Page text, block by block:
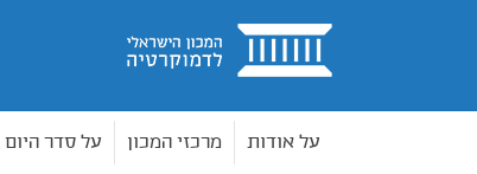
בית
על אודות מרכזי המכון על סדר היום